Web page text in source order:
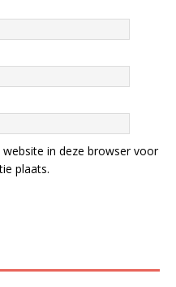
in deze browser voor
plaats.